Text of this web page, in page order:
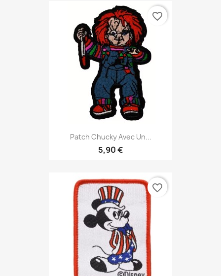
Patch Chucky Avec Un...
5,90 €
favorite_border
favorite_border